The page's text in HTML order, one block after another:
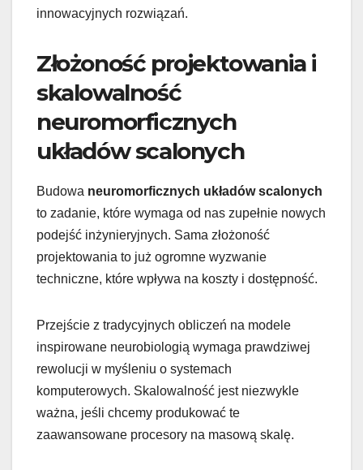
innowacyjnych rozwiązań.
Złożoność projektowania i
skalowalność
neuromorficznych
układów scalonych
Budowa neuromorficznych układów scalonych
to zadanie, które wymaga od nas zupełnie nowych
podejść inżynieryjnych. Sama złożoność
projektowania to już ogromne wyzwanie
techniczne, które wpływa na koszty i dostępność.
Przejście z tradycyjnych obliczeń na modele
inspirowane neurobiologią wymaga prawdziwej
rewolucji w myśleniu o systemach
komputerowych. Skalowalność jest niezwykle
ważna, jeśli chcemy produkować te
zaawansowane procesory na masową skalę.